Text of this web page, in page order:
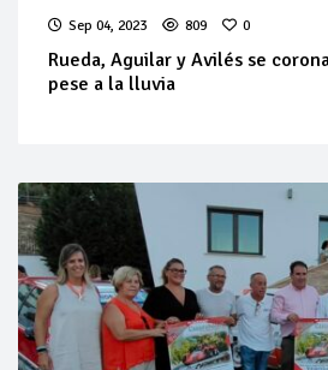
Sep 04, 2023 809 0
Rueda, Aguilar y Avilés se
pese a la lluvia